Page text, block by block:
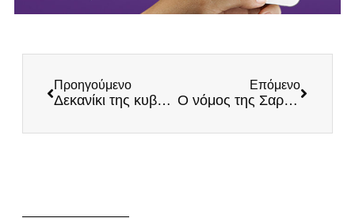
Προηγούμενο
Δεκανίκι της κυβέρνησης Μητσοτάκη ο Βελόπουλος: Ο άτυπος εκπρόσωπος Τύπου της ΝΔ, Πορτοσάλτε, ομολόγησε τη «συνεργασία»
Επόμενο
Ο νόμος της Σαρία στην Κυψέλη: Ακόμη ένα δείγμα πολυπολιτισμικότητας που κάνει υπερήφανο τον Μητσοτάκη